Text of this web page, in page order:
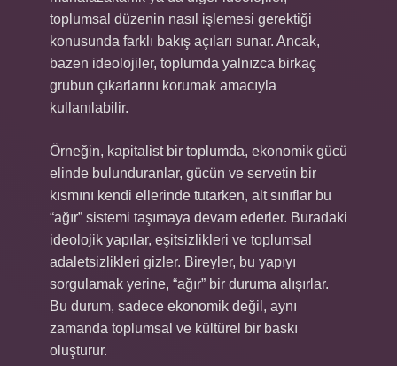
toplumsal düzenin nasıl işlemesi gerektiği
konusunda farklı bakış açıları sunar. Ancak,
bazen ideolojiler, toplumda yalnızca birkaç
grubun çıkarlarını korumak amacıyla
kullanılabilir.
Örneğin, kapitalist bir toplumda, ekonomik gücü
elinde bulunduranlar, gücün ve servetin bir
kısmını kendi ellerinde tutarken, alt sınıflar bu
“ağır” sistemi taşımaya devam ederler. Buradaki
ideolojik yapılar, eşitsizlikleri ve toplumsal
adaletsizlikleri gizler. Bireyler, bu yapıyı
sorgulamak yerine, “ağır” bir duruma alışırlar.
Bu durum, sadece ekonomik değil, aynı
zamanda toplumsal ve kültürel bir baskı
oluşturur.